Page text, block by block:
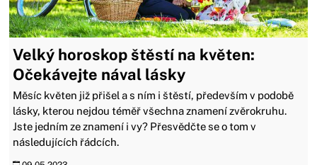
Velký horoskop štěstí na květen:
Očekávejte nával lásky
Měsíc květen již přišel a s ním i štěstí, především v podobě
lásky, kterou nejdou téměř všechna znamení zvěrokruhu.
Jste jedním ze znamení i vy? Přesvědčte se o tom v
následujících řádcích.